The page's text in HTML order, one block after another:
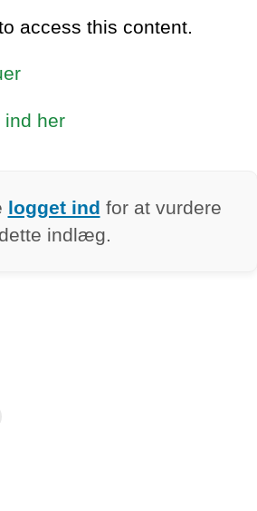
access this content.
ind her
logget ind for at vurdere
dette indlæg.